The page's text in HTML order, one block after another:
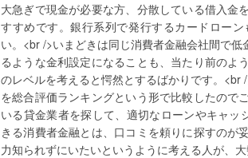
大急ぎで現金が必要な方、分散している借入金
すすめです。銀行系列で発行するカードロー
い。<br />いまどきは同じ消費者金融会社間で
るような金利設定になることも、当たり前のよ
のレベルを考えると愕然とするばかりです。
を総合評価ランキングという形で比較したので
いる貸金業者を探して、適切なローンやキャ
きる消費者金融とは、口コミを頼りに探すのが
力知られずにいたいというように考える人が、